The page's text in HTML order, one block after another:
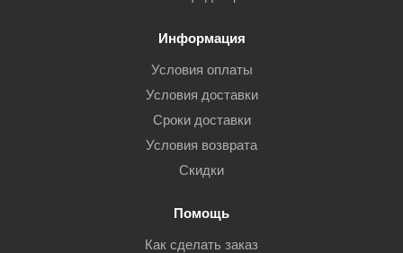
Информация
Условия оплаты
Условия доставки
Сроки доставки
Условия возврата
Скидки
Помощь
Как сделать заказ